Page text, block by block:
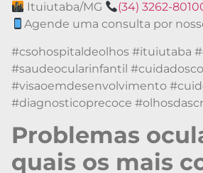
Ituiutaba/MG
(34) 3262-
Agende uma consulta por
#csohospitaldeolhos #ituiutaba
#saudeocularinfantil
#visaoemdesenvolvimento
#diagnosticoprecoce
Problemas
quais os mais